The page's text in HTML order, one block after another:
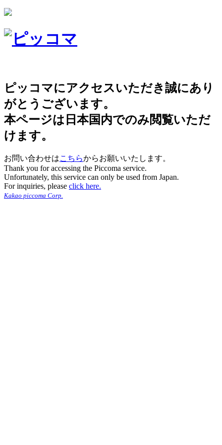
ピッコマにアクセスいただき誠にあり
がとうございます。
本ページは日本国内でのみ閲覧いただ
けます。
お問い合わせはこちらからお願いいたします。
Thank you for accessing the Piccoma service.
Unfortunately, this service can only be used from Japan.
For inquiries, please click here.
Kakao piccoma Corp.